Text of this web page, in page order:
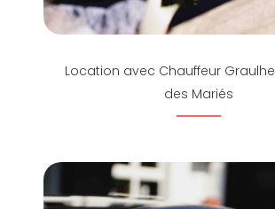
Location avec Chauffeur
des Mariés